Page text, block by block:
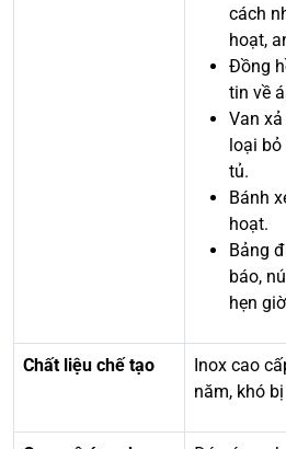
cách
hoạt,
Đồng
tin về
Van
loại
tủ.
Bánh
hoạt.
Bảng
báo,
hẹn
Chất liệu chế tạo
Inox cao
năm, khó